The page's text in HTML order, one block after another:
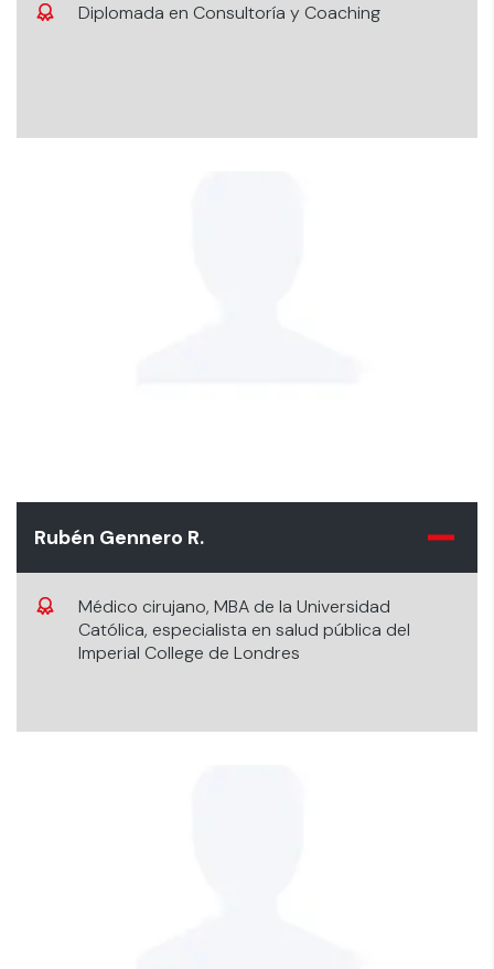
Diplomada en Consultoría y Coaching
Rubén Gennero R.
Médico cirujano, MBA de la Universidad
Católica, especialista en salud pública del
Imperial College de Londres